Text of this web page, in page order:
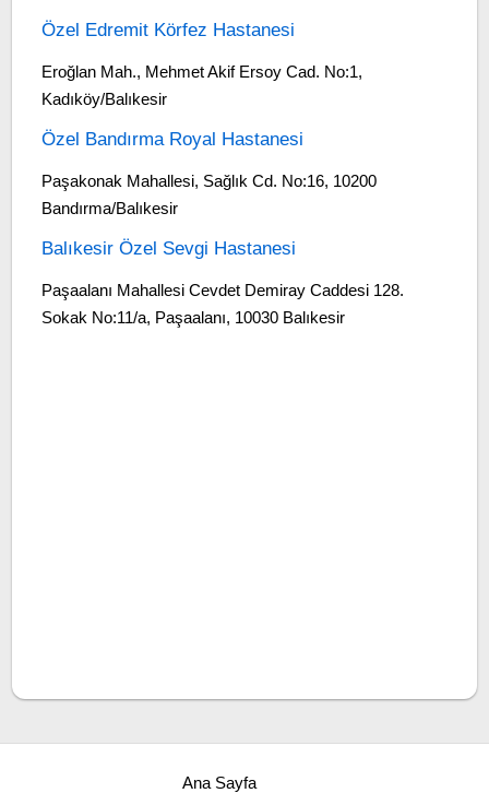
Özel Edremit Körfez Hastanesi
Eroğlan Mah., Mehmet Akif Ersoy Cad. No:1,
Kadıköy/Balıkesir
Özel Bandırma Royal Hastanesi
Paşakonak Mahallesi, Sağlık Cd. No:16, 10200
Bandırma/Balıkesir
Balıkesir Özel Sevgi Hastanesi
Paşaalanı Mahallesi Cevdet Demiray Caddesi 128.
Sokak No:11/a, Paşaalanı, 10030 Balıkesir
Ana Sayfa